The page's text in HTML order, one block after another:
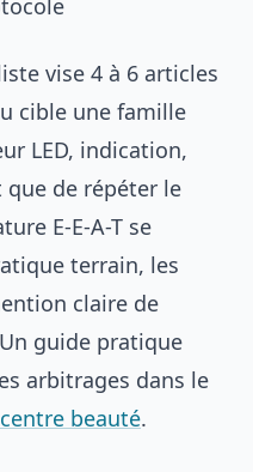
vise 4 à 6 articles
cible une famille
LED, indication,
de répéter le
E-E-A-T se
terrain, les
claire de
guide pratique
arbitrages dans le
beauté.